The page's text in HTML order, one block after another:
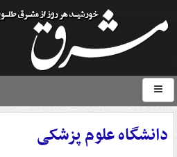
دانشگاه علوم پزشکی